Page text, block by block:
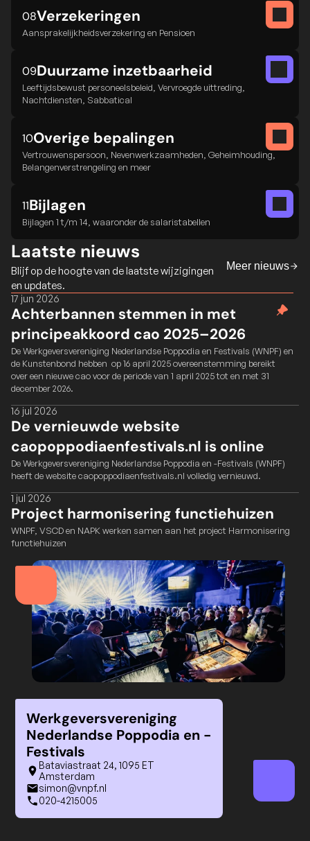
08Verzekeringen
Aansprakelijkheidsverzekering en Pensioen
09Duurzame inzetbaarheid
Leeftijdsbewust personeelsbeleid, Vervroegde uittreding,
Nachtdiensten, Sabbatical
10Overige bepalingen
Vertrouwenspersoon, Nevenwerkzaamheden, Geheimhouding,
Belangenverstrengeling en meer
11Bijlagen
Bijlagen 1 t/m 14, waaronder de salaristabellen
Laatste nieuws
Blijf op de hoogte van de laatste wijzigingen
en updates.
Meer nieuws
17 jun 2026
Achterbannen stemmen in met
principeakkoord cao 2025–2026
De Werkgeversvereniging Nederlandse Poppodia en Festivals (WNPF) en
de Kunstenbond hebben  op 16 april 2025 overeenstemming bereikt
over een nieuwe cao voor de periode van 1 april 2025 tot en met 31
december 2026.
16 jul 2026
De vernieuwde website
caopoppodiaenfestivals.nl is online
De Werkgeversvereniging Nederlandse Poppodia en -Festivals (WNPF)
heeft de website caopoppodiaenfestivals.nl volledig vernieuwd.
1 jul 2026
Project harmonisering functiehuizen
WNPF, VSCD en NAPK werken samen aan het project Harmonisering
functiehuizen
Werkgeversvereniging
Nederlandse Poppodia en -
Festivals
Bataviastraat 24, 1095 ET
Amsterdam
simon@vnpf.nl
020-4215005